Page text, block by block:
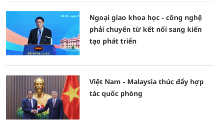
Ngoại giao khoa học - công nghệ
phải chuyển từ kết nối sang kiến
tạo phát triển
Việt Nam - Malaysia thúc đẩy hợp
tác quốc phòng